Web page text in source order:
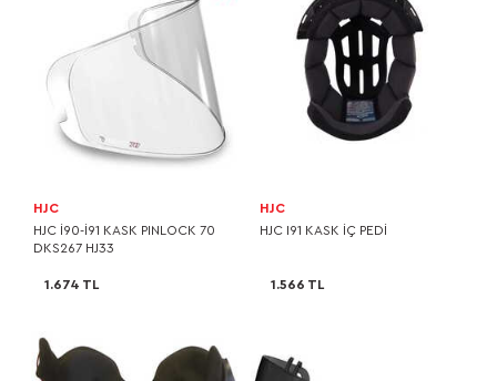
HJC
HJC I90-I91 KASK PINLOCK 70
DKS267 HJ33
1.674 TL
HJC
HJC I91 KASK İÇ PEDİ
1.566 TL